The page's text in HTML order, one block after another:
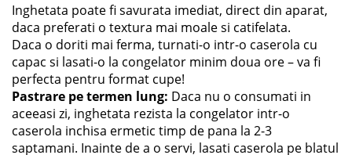
Inghetata poate fi savurata imediat, direct din aparat,
daca preferati o textura mai moale si catifelata.
Daca o doriti mai ferma, turnati-o intr-o caserola cu
capac si lasati-o la congelator minim doua ore – va fi
perfecta pentru format cupe!
Pastrare pe termen lung: Daca nu o consumati in
aceeasi zi, inghetata rezista la congelator intr-o
caserola inchisa ermetic timp de pana la 2-3
saptamani. Inainte de a o servi, lasati caserola pe blatul